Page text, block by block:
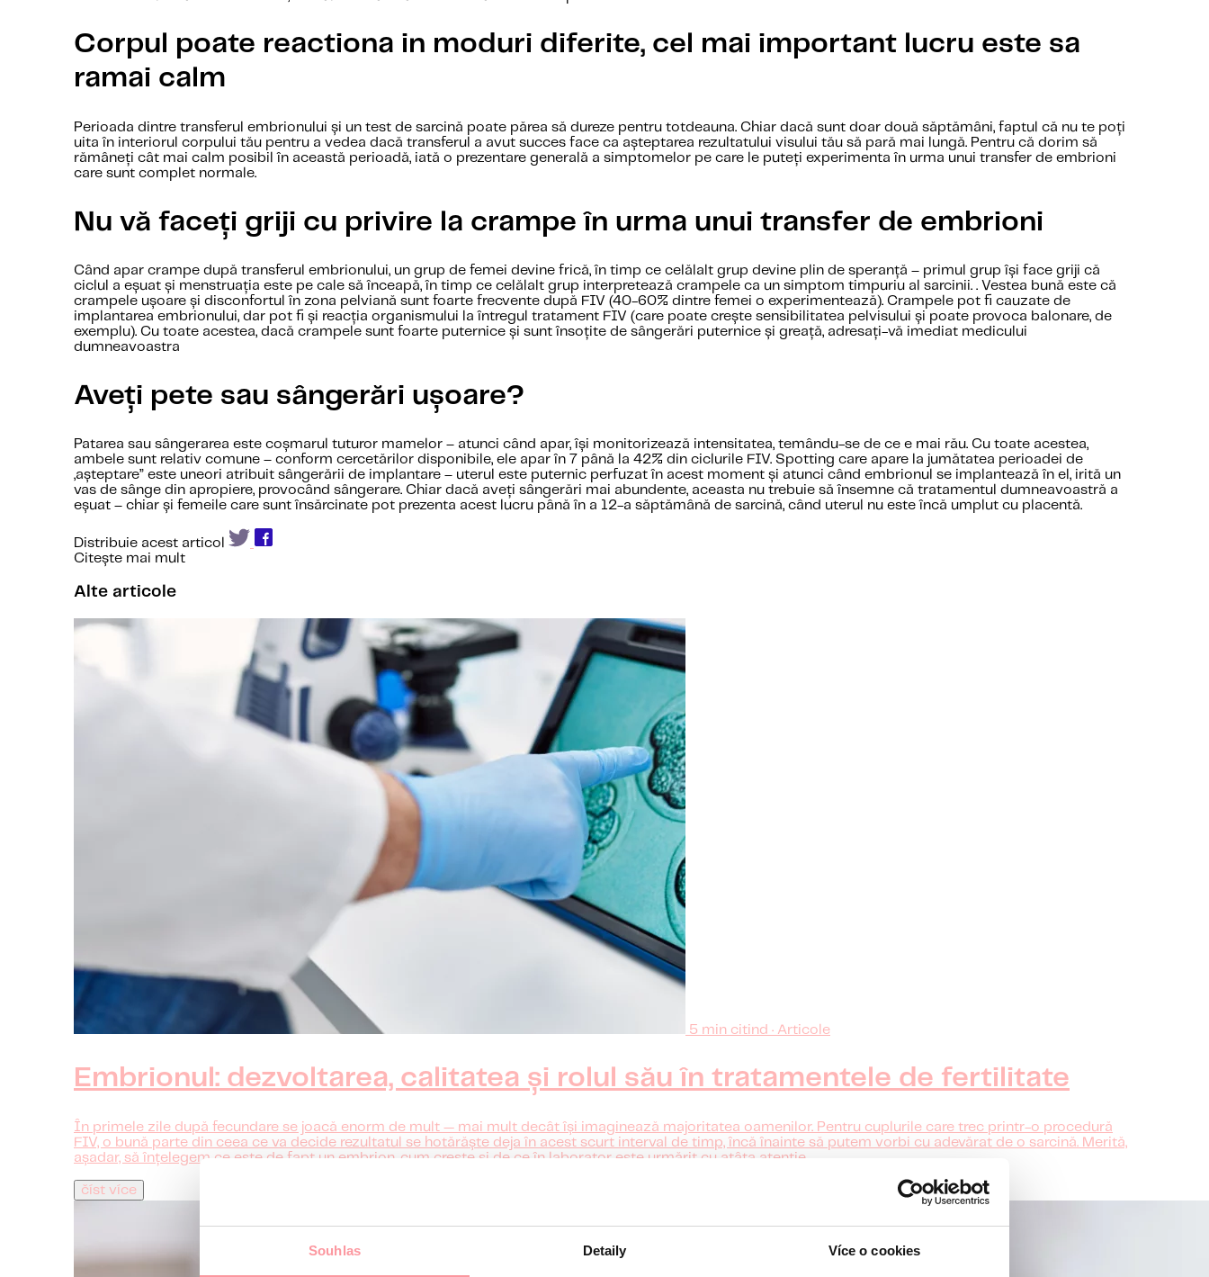
Souhlas Detaily Více o cookies
Corpul poate reactiona in moduri diferite, cel mai important lucru este sa
ramai calm
Perioada dintre transferul embrionului și un test de sarcină poate părea să dureze pentru totdeauna. Chiar dacă sunt doar două săptămâni, faptul că nu te poți
uita în interiorul corpului tău pentru a vedea dacă transferul a avut succes face ca așteptarea rezultatului visului tău să pară mai lungă. Pentru că dorim să
rămâneți cât mai calm posibil în această perioadă, iată o prezentare generală a simptomelor pe care le puteți experimenta în urma unui transfer de embrioni
care sunt complet normale.
Nu vă faceți griji cu privire la crampe în urma unui transfer de embrioni
Când apar crampe după transferul embrionului, un grup de femei devine frică, în timp ce celălalt grup devine plin de speranță – primul grup își face griji că
ciclul a eșuat și menstruația este pe cale să înceapă, în timp ce celălalt grup interpretează crampele ca un simptom timpuriu al sarcinii. . Vestea bună este că
crampele ușoare și disconfortul în zona pelviană sunt foarte frecvente după FIV (40-60% dintre femei o experimentează). Crampele pot fi cauzate de
implantarea embrionului, dar pot fi și reacția organismului la întregul tratament FIV (care poate crește sensibilitatea pelvisului și poate provoca balonare, de
exemplu). Cu toate acestea, dacă crampele sunt foarte puternice și sunt însoțite de sângerări puternice și greață, adresați-vă imediat medicului
dumneavoastra
Aveți pete sau sângerări ușoare?
Patarea sau sângerarea este coșmarul tuturor mamelor – atunci când apar, își monitorizează intensitatea, temându-se de ce e mai rău. Cu toate acestea,
ambele sunt relativ comune – conform cercetărilor disponibile, ele apar în 7 până la 42% din ciclurile FIV. Spotting care apare la jumătatea perioadei de
„așteptare” este uneori atribuit sângerării de implantare – uterul este puternic perfuzat în acest moment și atunci când embrionul se implantează în el, irită un
vas de sânge din apropiere, provocând sângerare. Chiar dacă aveți sângerări mai abundente, aceasta nu trebuie să însemne că tratamentul dumneavoastră a
eșuat – chiar și femeile care sunt însărcinate pot prezenta acest lucru până în a 12-a săptămână de sarcină, când uterul nu este încă umplut cu placentă.
Distribuie acest articol
Citește mai mult
Alte articole
5 min citind · Articole
Embrionul: dezvoltarea, calitatea și rolul său în tratamentele de fertilitate
În primele zile după fecundare se joacă enorm de mult — mai mult decât își imaginează majoritatea oamenilor. Pentru cuplurile care trec printr-o procedură
FIV, o bună parte din ceea ce va decide rezultatul se hotărăște deja în acest scurt interval de timp, încă înainte să putem vorbi cu adevărat de o sarcină. Merită,
așadar, să înțelegem ce este de fapt un embrion, cum crește și de ce în laborator este urmărit cu atâta atenție.
číst více